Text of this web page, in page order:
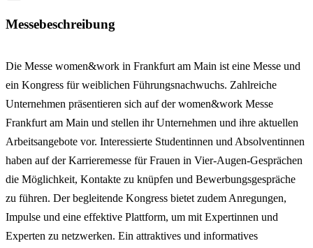
Messebeschreibung
Die Messe women&work in Frankfurt am Main ist eine Messe und
ein Kongress für weiblichen Führungsnachwuchs. Zahlreiche
Unternehmen präsentieren sich auf der women&work Messe
Frankfurt am Main und stellen ihr Unternehmen und ihre aktuellen
Arbeitsangebote vor. Interessierte Studentinnen und Absolventinnen
haben auf der Karrieremesse für Frauen in Vier-Augen-Gesprächen
die Möglichkeit, Kontakte zu knüpfen und Bewerbungsgespräche
zu führen. Der begleitende Kongress bietet zudem Anregungen,
Impulse und eine effektive Plattform, um mit Expertinnen und
Experten zu netzwerken. Ein attraktives und informatives